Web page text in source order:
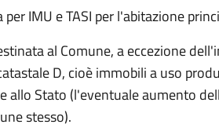
per IMU e TASI per l'abitazione
al Comune, a eccezione
D, cioè immobili a uso
allo Stato (l'eventuale aumento
stesso).